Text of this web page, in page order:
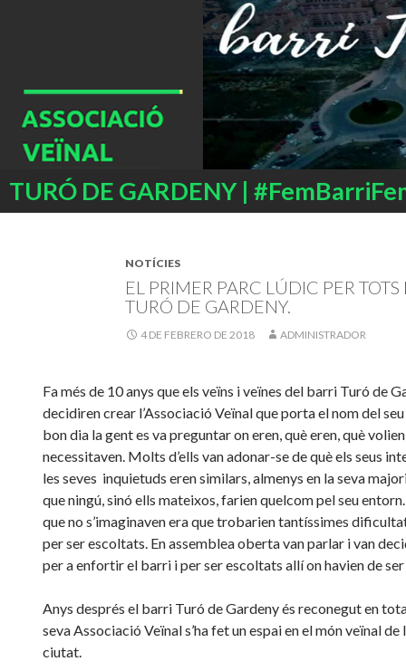
TURÓ DE GARDENY |
Buscar
NOTÍCIES
EL PRIMER PARC LÚDIC PER TOTS
TURÓ DE GARDENY.
4 DE FEBRERO DE 2018 ADMINISTRADOR
Fa més de 10 anys que els veïns i veïnes del barri Turó de
decidiren crear l’Associació Veïnal que porta el nom del
bon dia la gent es va preguntar on eren, què eren, què
necessitaven. Molts d’ells van adonar-se de què els seus
les seves inquietuds eren similars, almenys en la seva
que ningú, sinó ells mateixos, farien quelcom pel seu
que no s’imaginaven era que trobarien tantíssimes
per ser escoltats. En assemblea oberta van parlar i van
per a enfortir el barri i per ser escoltats allí on havien de
Anys després el barri Turó de Gardeny és reconegut en
seva Associació Veïnal s’ha fet un espai en el món veïnal de
ciutat.